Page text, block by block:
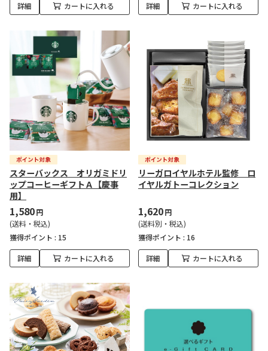
詳細 カートに入れる 詳細 カートに入れる
スターバックス オリガミドリ
ップコーヒーギフトＡ【慶事
用】
1,580円
(送料・税込)
獲得ポイント : 15
詳細 カートに入れる
リーガロイヤルホテル監修 ロ
イヤルガトーコレクション
1,620円
(送料別・税込)
獲得ポイント : 16
詳細 カートに入れる